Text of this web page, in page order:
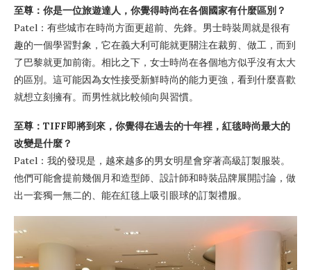
至尊：你是一位旅遊達人，你覺得時尚在各個國家有什麼區別？
Patel：有些城市在時尚方面更超前、先鋒。男士時裝周就是很有
趣的一個學習對象，它在義大利可能就更關注在裁剪、做工，而到
了巴黎就更加前衛。相比之下，女士時尚在各個地方似乎沒有太大
的區別。這可能因為女性接受新鮮時尚的能力更強，看到什麼喜歡
就想立刻擁有。而男性就比較傾向與習慣。
至尊：TIFF即將到來，你覺得在過去的十年裡，紅毯時尚最大的
改變是什麼？
Patel：我的發現是，越來越多的男女明星會穿著高級訂製服裝。
他們可能會提前幾個月和造型師、設計師和時裝品牌展開討論，做
出一套獨一無二的、能在紅毯上吸引眼球的訂製禮服。